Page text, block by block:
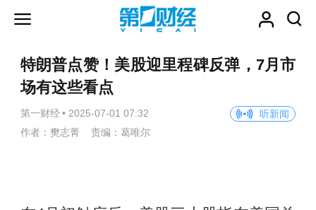
特朗普点赞！美股迎里程碑反弹，7月市
场有这些看点
第一财经 • 2025-07-01 07:32
听新闻
作者：樊志菁 责编：葛唯尔